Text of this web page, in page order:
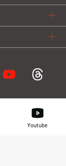
Информатор
Youtube